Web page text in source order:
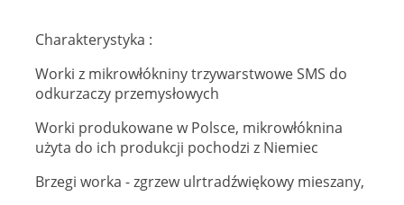
Charakterystyka :
Worki z mikrowłókniny trzywarstwowe SMS do
odkurzaczy przemysłowych
Worki produkowane w Polsce, mikrowłóknina
użyta do ich produkcji pochodzi z Niemiec
Brzegi worka - zgrzew ulrtradźwiękowy mieszany,